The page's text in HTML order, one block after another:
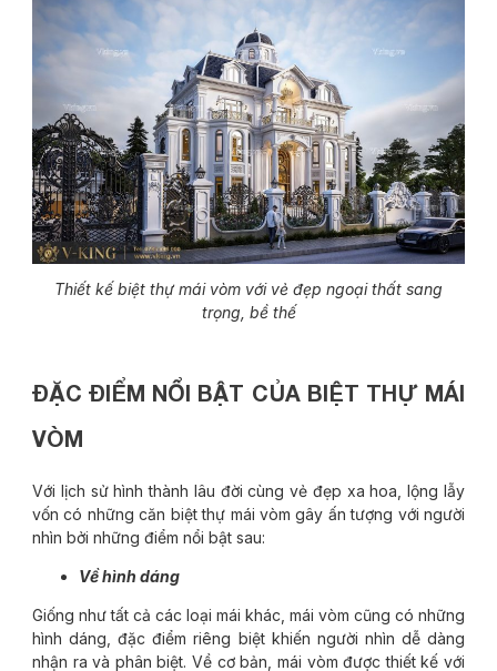
Thiết kế biệt thự mái vòm với vẻ đẹp ngoại thất sang
trọng, bề thế
ĐẶC ĐIỂM NỔI BẬT CỦA BIỆT THỰ MÁI
VÒM
Với lịch sử hình thành lâu đời cùng vẻ đẹp xa hoa, lộng lẫy
vốn có những căn biệt thự mái vòm gây ấn tượng với người
nhìn bởi những điểm nổi bật sau:
Về hình dáng
Giống như tất cả các loại mái khác, mái vòm cũng có những
hình dáng, đặc điểm riêng biệt khiến người nhìn dễ dàng
nhận ra và phân biệt. Về cơ bản, mái vòm được thiết kế với